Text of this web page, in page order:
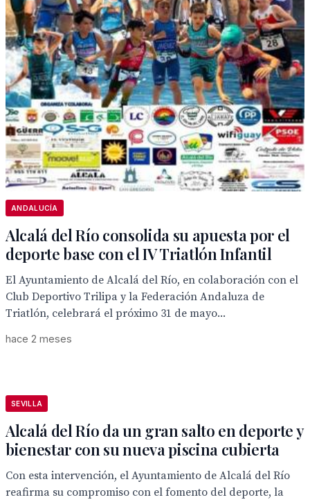
ANDALUCÍA
Alcalá del Río consolida su apuesta por el
deporte base con el IV Triatlón Infantil
El Ayuntamiento de Alcalá del Río, en colaboración con el
Club Deportivo Trilipa y la Federación Andaluza de
Triatlón, celebrará el próximo 31 de mayo...
hace 2 meses
SEVILLA
Alcalá del Río da un gran salto en deporte y
bienestar con su nueva piscina cubierta
Con esta intervención, el Ayuntamiento de Alcalá del Río
reafirma su compromiso con el fomento del deporte, la